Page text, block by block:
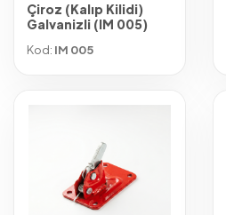
Çiroz (Kalıp Kilidi)
Galvanizli (IM 005)
Kod: IM 005